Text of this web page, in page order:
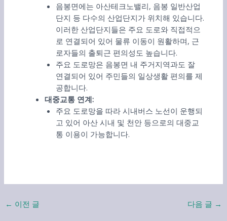
음봉면에는 아산테크노밸리, 음봉 일반산업
단지 등 다수의 산업단지가 위치해 있습니다.
이러한 산업단지들은 주요 도로와 직접적으
로 연결되어 있어 물류 이동이 원활하며, 근
로자들의 출퇴근 편의성도 높습니다.
주요 도로망은 음봉면 내 주거지역과도 잘
연결되어 있어 주민들의 일상생활 편의를 제
공합니다.
대중교통 연계:
주요 도로망을 따라 시내버스 노선이 운행되
고 있어 아산 시내 및 천안 등으로의 대중교
통 이용이 가능합니다.
← 이전 글 다음 글 →